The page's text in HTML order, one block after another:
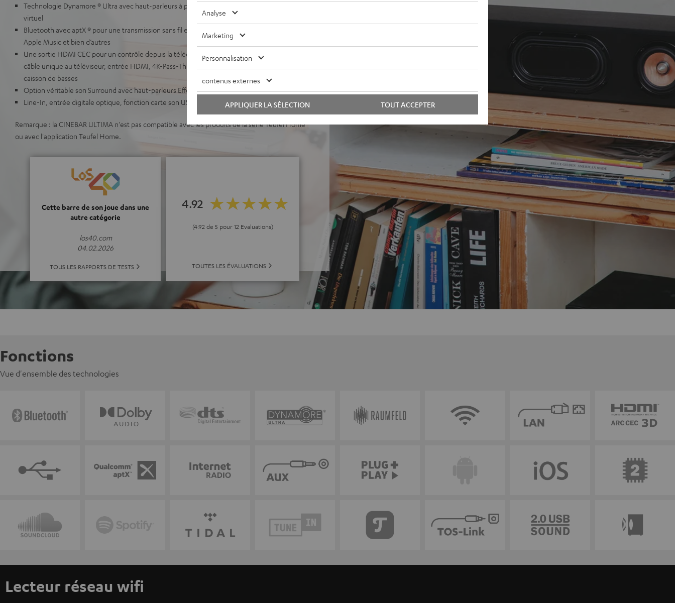
Technologie Dynamore ® Ultra avec haut-parleurs à projection latérale pour un son Surround
virtuel
Bluetooth avec aptX ® pour une transmission sans fil et en qualité CD depuis Spotify, YouTube,
Apple Music et bien d’autres
Une sortie HDMI CEC pour un contrôle depuis la télécommande TV, ARC pour connexion à
câble unique au téléviseur, entrée HDMI, 4K-Pass-Through, possibilité de connexion d’un
caisson de basses
Option véritable son Surround avec haut-parleurs Effekt
Line-In, entrée digitale optique, fonction carte son USB
Remarque : la CINEBAR ULTIMA n'est pas compatible avec les produits de la série Teufel Home
ou avec l'application Teufel Home.
Cette barre de son joue dans une
autre catégorie
los40.com
04.02.2026
TOUS LES RAPPORTS DE TESTS
4.92
(4.92 de 5 pour 12 Evaluations)
TOUTES LES ÉVALUATIONS
Fonctions
Vue d'ensemble des technologies
Lecteur réseau wifi
Analyse
Marketing
Personnalisation
contenus externes
TOUT ACCEPTER
APPLIQUER LA SÉLECTION